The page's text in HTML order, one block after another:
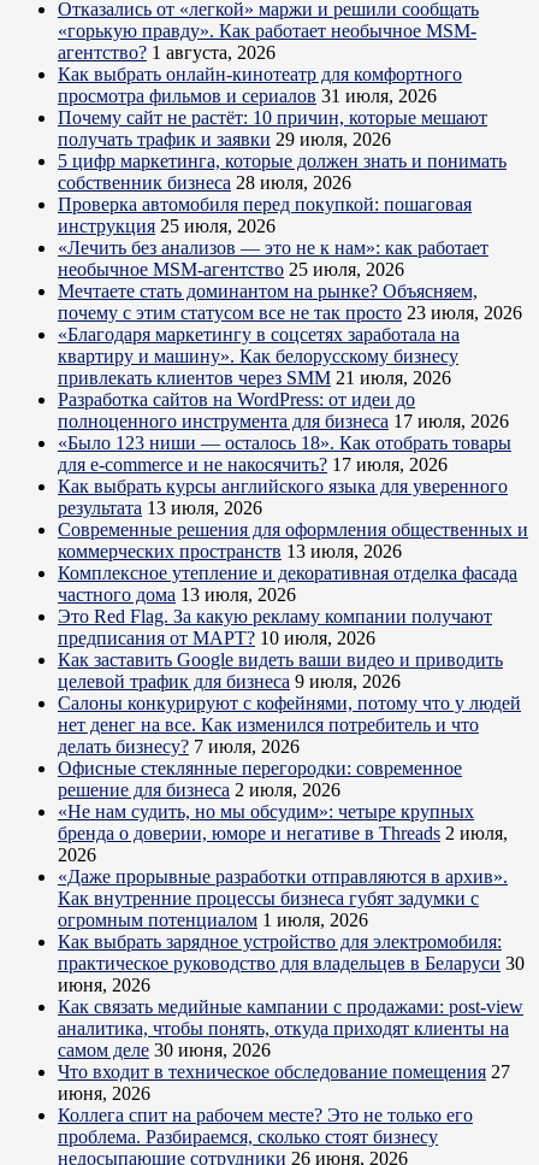
Отказались от «легкой» маржи и решили сообщать
«горькую правду». Как работает необычное MSM-
агентство? 1 августа, 2026
Как выбрать онлайн-кинотеатр для комфортного
просмотра фильмов и сериалов 31 июля, 2026
Почему сайт не растёт: 10 причин, которые мешают
получать трафик и заявки 29 июля, 2026
5 цифр маркетинга, которые должен знать и понимать
собственник бизнеса 28 июля, 2026
Проверка автомобиля перед покупкой: пошаговая
инструкция 25 июля, 2026
«Лечить без анализов — это не к нам»: как работает
необычное MSM-агентство 25 июля, 2026
Мечтаете стать доминантом на рынке? Объясняем,
почему с этим статусом все не так просто 23 июля, 2026
«Благодаря маркетингу в соцсетях заработала на
квартиру и машину». Как белорусскому бизнесу
привлекать клиентов через SMM 21 июля, 2026
Разработка сайтов на WordPress: от идеи до
полноценного инструмента для бизнеса 17 июля, 2026
«Было 123 ниши — осталось 18». Как отобрать товары
для e-commerce и не накосячить? 17 июля, 2026
Как выбрать курсы английского языка для уверенного
результата 13 июля, 2026
Современные решения для оформления общественных и
коммерческих пространств 13 июля, 2026
Комплексное утепление и декоративная отделка фасада
частного дома 13 июля, 2026
Это Red Flag. За какую рекламу компании получают
предписания от МАРТ? 10 июля, 2026
Как заставить Google видеть ваши видео и приводить
целевой трафик для бизнеса 9 июля, 2026
Салоны конкурируют с кофейнями, потому что у людей
нет денег на все. Как изменился потребитель и что
делать бизнесу? 7 июля, 2026
Офисные стеклянные перегородки: современное
решение для бизнеса 2 июля, 2026
«Не нам судить, но мы обсудим»: четыре крупных
бренда о доверии, юморе и негативе в Threads 2 июля,
2026
«Даже прорывные разработки отправляются в архив».
Как внутренние процессы бизнеса губят задумки с
огромным потенциалом 1 июля, 2026
Как выбрать зарядное устройство для электромобиля:
практическое руководство для владельцев в Беларуси 30
июня, 2026
Как связать медийные кампании с продажами: post-view
аналитика, чтобы понять, откуда приходят клиенты на
самом деле 30 июня, 2026
Что входит в техническое обследование помещения 27
июня, 2026
Коллега спит на рабочем месте? Это не только его
проблема. Разбираемся, сколько стоят бизнесу
недосыпающие сотрудники 26 июня, 2026